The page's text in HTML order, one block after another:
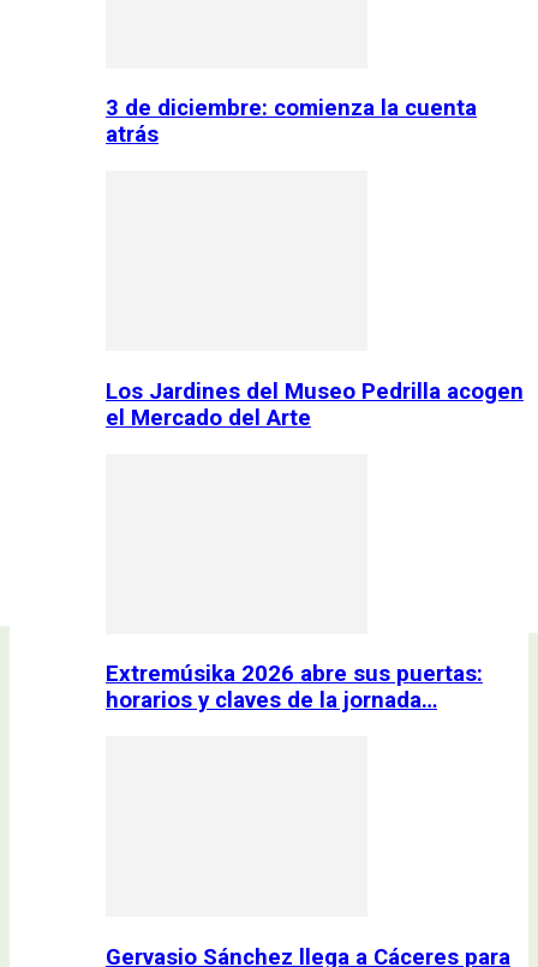
3 de diciembre: comienza la cuenta
atrás
Los Jardines del Museo Pedrilla acogen
el Mercado del Arte
Extremúsika 2026 abre sus puertas:
horarios y claves de la jornada…
Gervasio Sánchez llega a Cáceres para